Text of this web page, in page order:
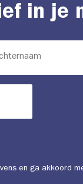
in je
en ga akkoord